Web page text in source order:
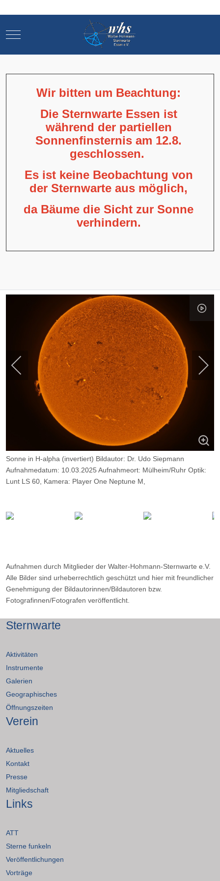
Mobile Menu Toggle
Wir bitten um Beachtung:
Die Sternwarte Essen ist
während der partiellen
Sonnenfinsternis am 12.8.
geschlossen.
Es ist keine Beobachtung von
der Sternwarte aus möglich,
da Bäume die Sicht zur Sonne
verhindern.
Sonne in H-alpha (invertiert) Bildautor: Dr. Udo Siepmann
Aufnahmedatum: 10.03.2025 Aufnahmeort: Mülheim/Ruhr Optik:
Lunt LS 60, Kamera: Player One Neptune M,
Aufnahmen durch Mitglieder der Walter-Hohmann-Sternwarte e.V.
Alle Bilder sind urheberrechtlich geschützt und hier mit freundlicher
Genehmigung der Bildautorinnen/Bildautoren bzw.
Fotografinnen/Fotografen veröffentlicht.
Sternwarte
Aktivitäten
Instrumente
Galerien
Geographisches
Öffnungszeiten
Verein
Aktuelles
Kontakt
Presse
Mitgliedschaft
Links
ATT
Sterne funkeln
Veröffentlichungen
Vorträge